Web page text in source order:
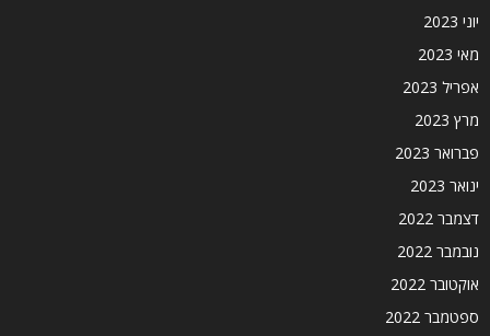
יוני 2023
מאי 2023
אפריל 2023
מרץ 2023
פברואר 2023
ינואר 2023
דצמבר 2022
נובמבר 2022
אוקטובר 2022
ספטמבר 2022